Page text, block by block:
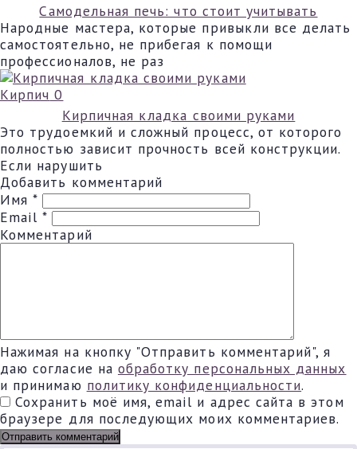
Самодельная печь: что стоит учитывать
Народные мастера, которые привыкли все делать
самостоятельно, не прибегая к помощи
профессионалов, не раз
Кирпич 0
Кирпичная кладка своими руками
Это трудоемкий и сложный процесс, от которого
полностью зависит прочность всей конструкции.
Если нарушить
Добавить комментарий
Имя*
Email*
Комментарий
Нажимая на кнопку "Отправить комментарий", я
даю согласие на обработку персональных данных
и принимаю политику конфиденциальности.
Сохранить моё имя, email и адрес сайта в этом
браузере для последующих моих комментариев.